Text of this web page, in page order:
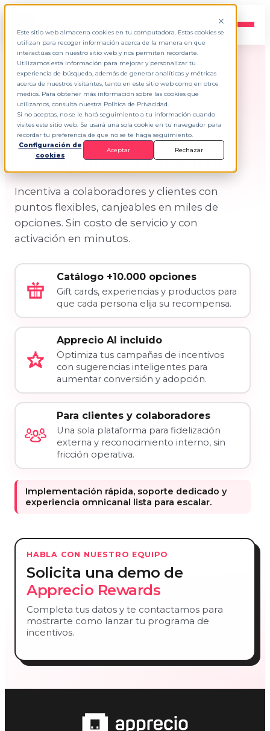
Este sitio web almacena cookies en tu computadora. Estas cookies se
utilizan para recoger información acerca de la manera en que
interactúas con nuestro sitio web y nos permiten recordarte.
Utilizamos esta información para mejorar y personalizar tu
experiencia de búsqueda, además de generar analíticas y métricas
acerca de nuestros visitantes, tanto en este sitio web como en otros
medios. Para obtener más información sobre las cookies que
utilizamos, consulta nuestra Política de Privacidad.
Si no aceptas, no se le hará seguimiento a tu información cuando
visites este sitio web. Se usará una sola cookie en tu navegador para
recordar tu preferencia de que no se te haga seguimiento.
Configuración de
cookies
Aceptar Rechazar
ES
APPRECIO REWARDS
Convierte
reconocimiento en
resultados
conApprecio Rewards
Incentiva a colaboradores y clientes con
puntos flexibles, canjeables en miles de
opciones. Sin costo de servicio y con
activación en minutos.
Catálogo +10.000 opciones
Gift cards, experiencias y productos para
que cada persona elija su recompensa.
Apprecio AI incluido
Optimiza tus campañas de incentivos
con sugerencias inteligentes para
aumentar conversión y adopción.
Para clientes y colaboradores
Una sola plataforma para fidelización
externa y reconocimiento interno, sin
fricción operativa.
Implementación rápida, soporte dedicado y
experiencia omnicanal lista para escalar.
HABLA CON NUESTRO EQUIPO
Solicita una demo de
Apprecio Rewards
Completa tus datos y te contactamos para
mostrarte como lanzar tu programa de
incentivos.